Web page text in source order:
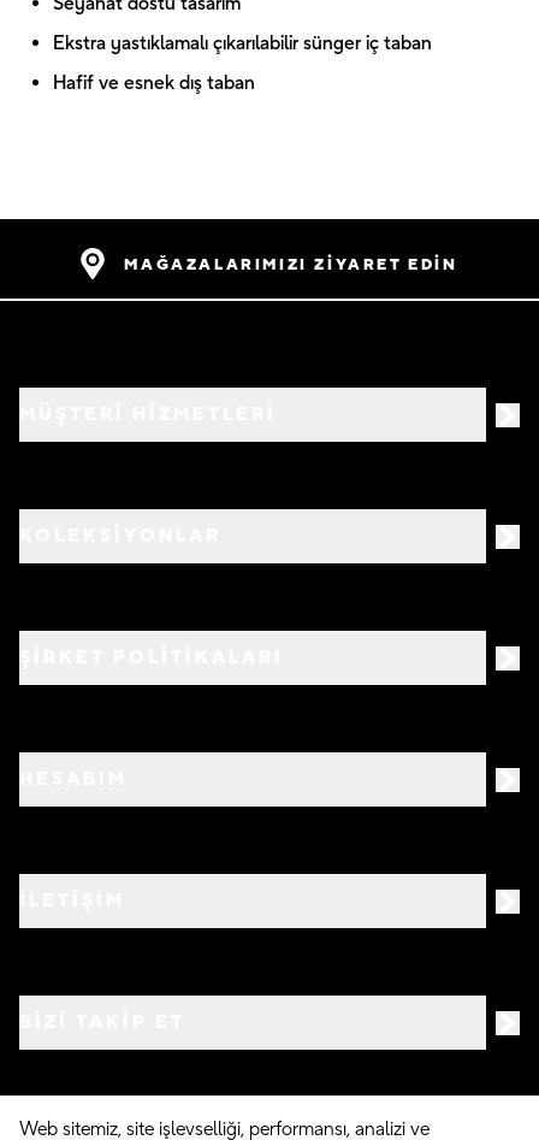
Ekstra yastıklamalı çıkarılabilir sünger iç taban
Hafif ve esnek dış taban
MAĞAZALARIMIZI ZİYARET EDİN
Web sitemiz, site işlevselliği, performansı, analizi ve